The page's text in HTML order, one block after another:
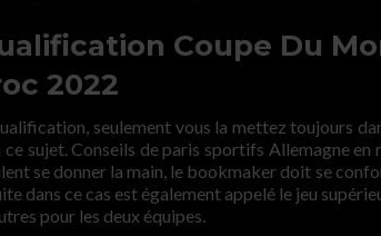
Coupe Du
2022
seulement vous la mettez toujours
ce sujet. Conseils de paris sportifs Allemagne
se donner la main, le bookmaker doit se
dans ce cas est également appelé le jeu
pour les deux équipes.